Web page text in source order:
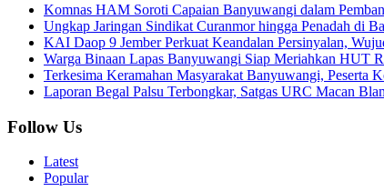
Komnas HAM Soroti Capaian Banyuwangi dalam
Ungkap Jaringan Sindikat Curanmor hingga Penadah di
KAI Daop 9 Jember Perkuat Keandalan Persinyalan,
Warga Binaan Lapas Banyuwangi Siap Meriahkan HUT
Terkesima Keramahan Masyarakat Banyuwangi, Peserta
Laporan Begal Palsu Terbongkar, Satgas URC Macan
Follow Us
Latest
Popular